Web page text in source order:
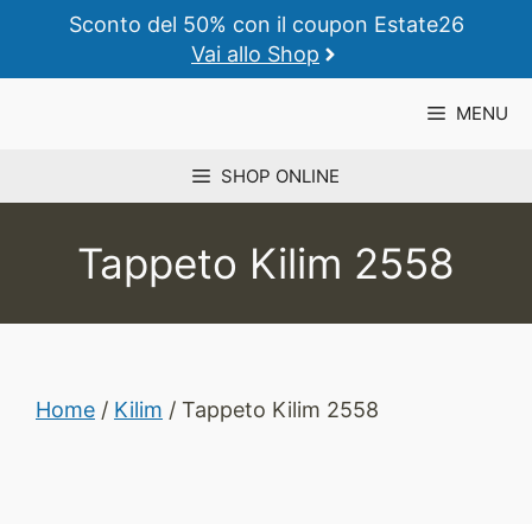
contenuto
Sconto del 50% con il coupon Estate26
Vai allo Shop
MENU
SHOP ONLINE
Tappeto Kilim 2558
Home / Kilim / Tappeto Kilim 2558